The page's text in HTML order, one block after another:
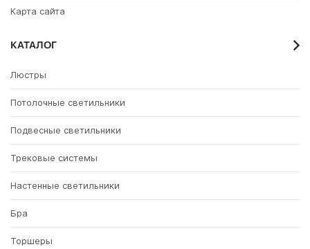
Карта сайта
КАТАЛОГ
Люстры
Потолочные светильники
Подвесные светильники
Трековые системы
Настенные светильники
Бра
Торшеры